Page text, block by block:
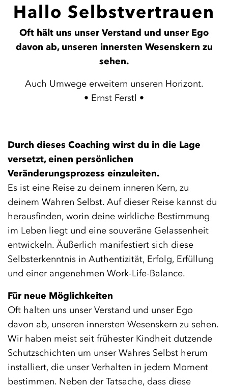
Hallo Selbstvertrauen
Oft hält uns unser Verstand und unser Ego
davon ab, unseren innersten Wesenskern zu
sehen.
Auch Umwege erweitern unseren Horizont.
• Ernst Ferstl •
Durch dieses Coaching wirst du in die Lage
versetzt, einen persönlichen
Veränderungsprozess einzuleiten.
Es ist eine Reise zu deinem inneren Kern, zu
deinem Wahren Selbst. Auf dieser Reise kannst du
herausfinden, worin deine wirkliche Bestimmung
im Leben liegt und eine souveräne Gelassenheit
entwickeln. Äußerlich manifestiert sich diese
Selbsterkenntnis in Authentizität, Erfolg, Erfüllung
und einer angenehmen Work-Life-Balance.
Für neue Möglichkeiten
Oft halten uns unser Verstand und unser Ego
davon ab, unseren innersten Wesenskern zu sehen.
Wir haben meist seit frühester Kindheit dutzende
Schutzschichten um unser Wahres Selbst herum
installiert, die unser Verhalten in jedem Moment
bestimmen. Neben der Tatsache, dass diese